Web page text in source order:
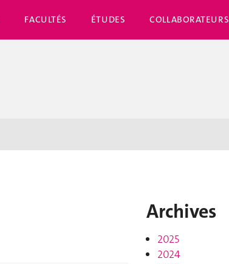
FACULTÉS ÉTUDES COLLABORATEURS
Archives
2025
2024